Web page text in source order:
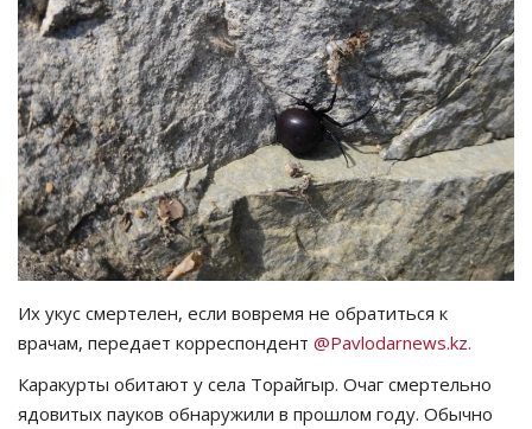
СПЕЦПРОЕКТЫ
СПОРТ
Чек-лист
РАЗВЛЕЧЕНИЯ
OFFICIAL
Курултай
Язык
Их укус смертелен, если вовремя не обратиться к
врачам, передает корреспондент @Pavlodarnews.kz.
Каракурты обитают у села Торайгыр. Очаг смертельно
ядовитых пауков обнаружили в прошлом году. Обычно